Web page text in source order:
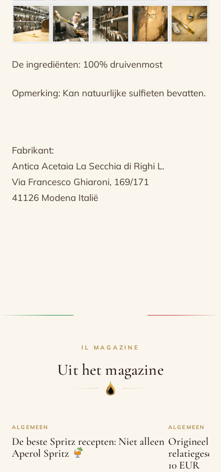
De ingrediënten: 100% druivenmost
Opmerking: Kan natuurlijke sulfieten bevatten.
Fabrikant:
Antica Acetaia La Secchia di Righi L.
Via Francesco Ghiaroni, 169/171
41126 Modena Italië
IL MAGAZINE
Uit het magazine
ALGEMEEN
De beste Spritz recepten: Niet alleen
Aperol Spritz
ALGEMEEN
Origineel
10 EUR